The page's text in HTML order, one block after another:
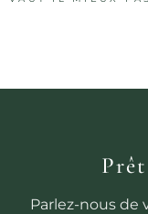
Parlez-nous de